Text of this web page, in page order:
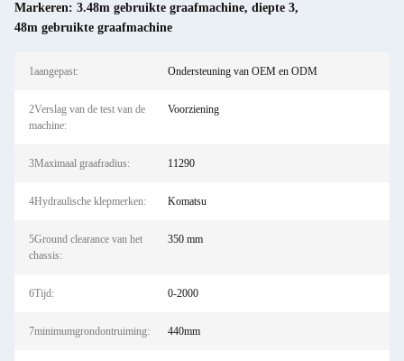
Markeren: 3.48m gebruikte graafmachine, diepte 3,
48m gebruikte graafmachine
1aangepast: Ondersteuning van OEM en ODM
2Verslag van de test van de
machine:
Voorziening
3Maximaal graafradius: 11290
4Hydraulische klepmerken: Komatsu
5Ground clearance van het
chassis:
350 mm
6Tijd: 0-2000
7minimumgrondontruiming: 440mm